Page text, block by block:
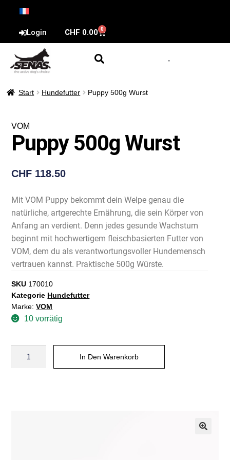
Login CHF 0.00 0
Start Hundefutter Puppy 500g Wurst
VOM
Puppy 500g Wurst
CHF 118.50
Mit VOM Puppy bekommt dein Welpe genau die
natürliche, artgerechte Ernährung, die sein Körper von
Anfang an verdient. Denn jedes gesunde Wachstum
beginnt mit hochwertigem fleischbasierten Futter von
VOM, dem du als verantwortungsvoller Hundemensch
vertrauen kannst. Praktische 500g Würste.
SKU 170010
Kategorie Hundefutter
Marke:VOM
10 vorrätig
In Den Warenkorb